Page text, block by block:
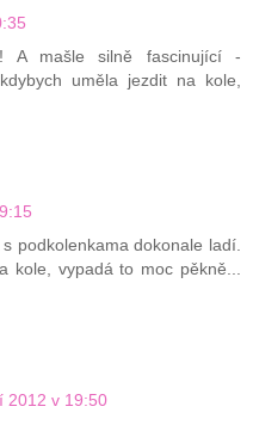
A mašle silně fascinující -
uměla jezdit na kole,
podkolenkama dokonale ladí.
kole, vypadá to moc pěkně...
2012 v 19:50